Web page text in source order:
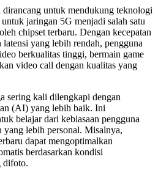
dirancang untuk mendukung teknologi
jaringan 5G menjadi salah satu
chipset terbaru. Dengan kecepatan
yang lebih rendah, pengguna
berkualitas tinggi, bermain game
video call dengan kualitas yang
sering kali dilengkapi dengan
(AI) yang lebih baik. Ini
belajar dari kebiasaan pengguna
yang lebih personal. Misalnya,
dapat mengoptimalkan
berdasarkan kondisi
difoto.